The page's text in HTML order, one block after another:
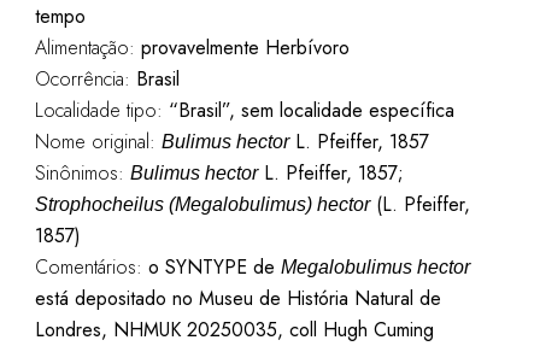
tempo
Alimentação: provavelmente Herbívoro
Ocorrência: Brasil
Localidade tipo: “Brasil”, sem localidade específica
Nome original: Bulimus hectorL. Pfeiffer, 1857
Sinônimos: Bulimus hectorL. Pfeiffer, 1857;
Strophocheilus (Megalobulimus) hector(L. Pfeiffer,
1857)
Comentários: o SYNTYPE de Megalobulimus hector
está depositado no Museu de História Natural de
Londres, NHMUK 20250035, coll Hugh Cuming